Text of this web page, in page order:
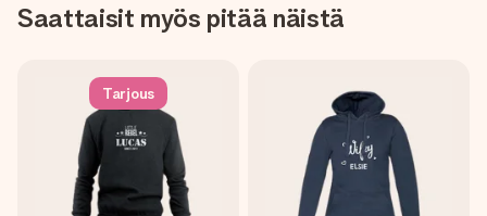
Saattaisit myös pitää näistä
Tarjous